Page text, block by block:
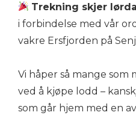
Trekning skjer
i forbindelse med vår
vakre Ersfjorden på
Vi håper så mange
ved å kjøpe lodd –
som går hjem med en